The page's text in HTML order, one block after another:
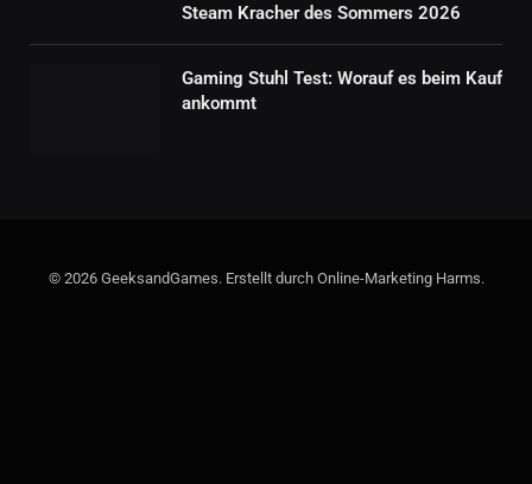
Steam Kracher des Sommers 2026
Gaming Stuhl Test: Worauf es beim Kauf
ankommt
© 2026 GeeksandGames. Erstellt durch Online-Marketing Harms.